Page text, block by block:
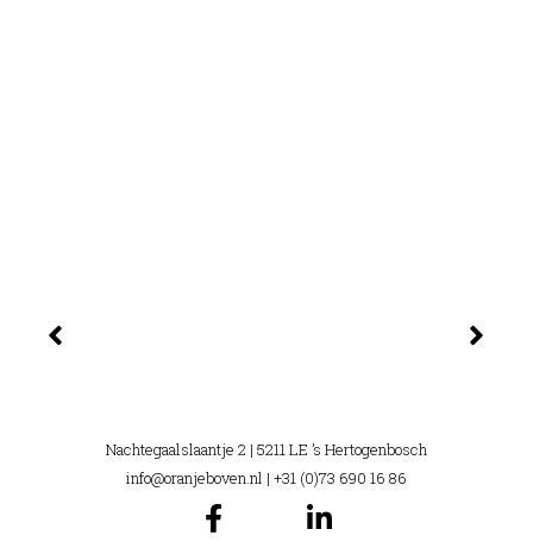
Nachtegaalslaantje 2 | 5211 LE ’s Hertogenbosch
info@oranjeboven.nl | +31 (0)73 690 16 86